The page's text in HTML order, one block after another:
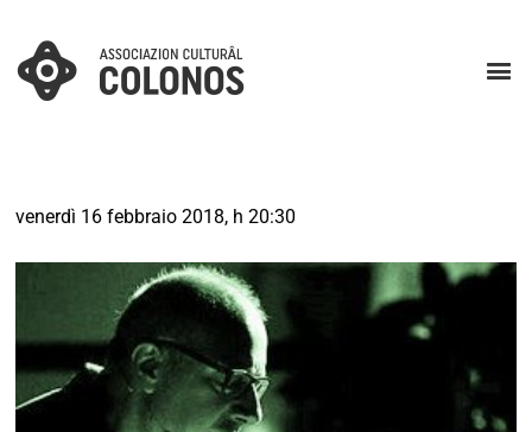
venerdì 16 febbraio 2018, h 20:30